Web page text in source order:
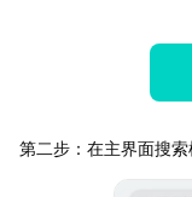
第二步：在主界面搜索